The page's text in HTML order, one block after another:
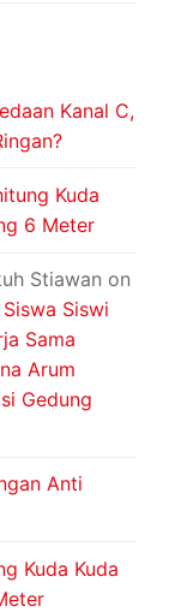
Kanal C,
Kuda
6 Meter
Stiawan on
Siswi
Sama
Arum
Gedung
Anti
Kuda Kuda